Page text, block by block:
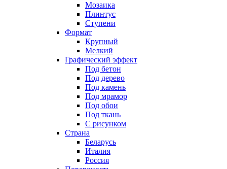
Мозаика
Плинтус
Ступени
Формат
Крупный
Мелкий
Графический эффект
Под бетон
Под дерево
Под камень
Под мрамор
Под обои
Под ткань
С рисунком
Страна
Беларусь
Италия
Россия